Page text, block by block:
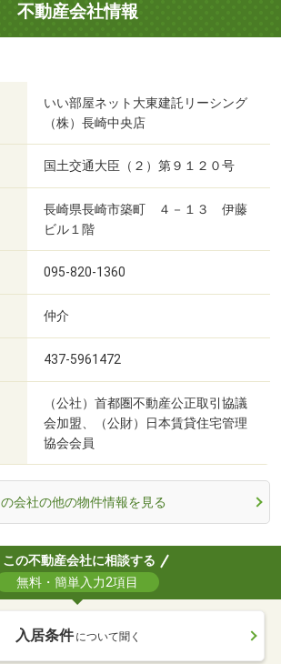
不動産会社情報
いい部屋ネット大東建託リーシング
（株）長崎中央店
国土交通大臣（２）第９１２０号
長崎県長崎市築町 ４－１３ 伊藤
ビル１階
095-820-1360
仲介
437-5961472
（公社）首都圏不動産公正取引協議
会加盟、（公財）日本賃貸住宅管理
協会会員
の会社の他の物件情報を見る
この不動産会社に相談する
無料・簡単入力2項目
入居条件 について聞く